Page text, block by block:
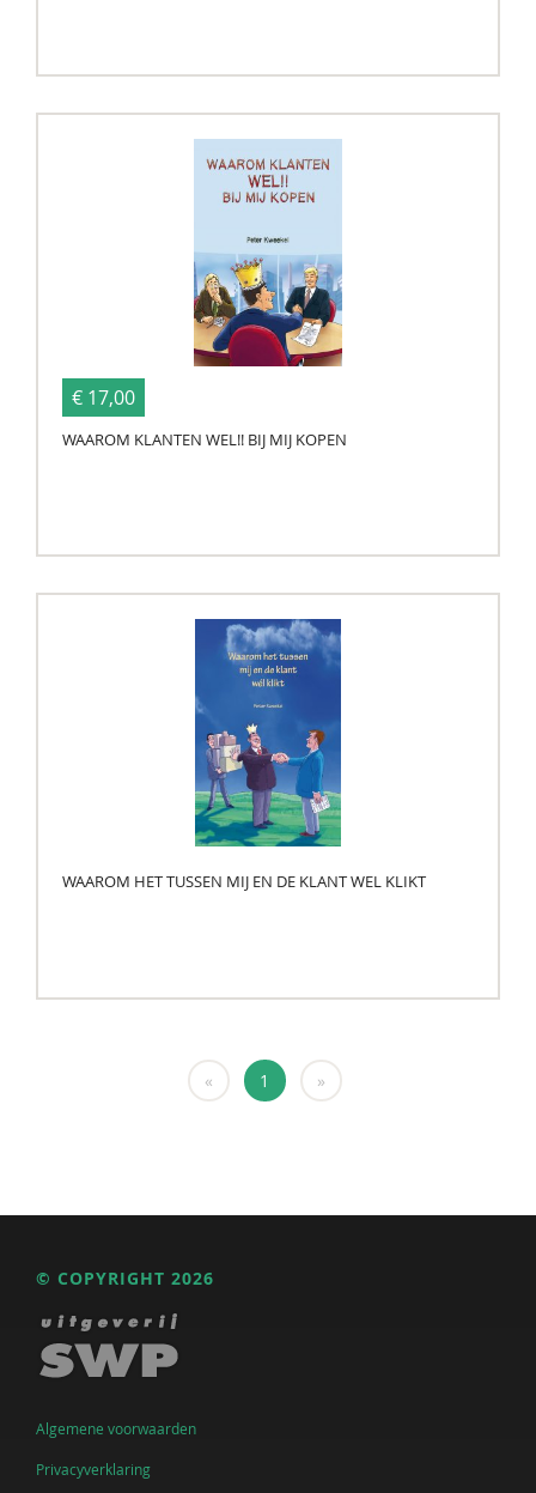
€ 17,00
WAAROM KLANTEN WEL!! BIJ MIJ KOPEN
WAAROM HET TUSSEN MIJ EN DE KLANT WEL KLIKT
« 1 »
© COPYRIGHT 2026
Algemene voorwaarden
Privacyverklaring